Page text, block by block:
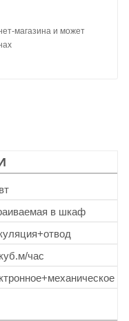
магазина и может
в шкаф
час